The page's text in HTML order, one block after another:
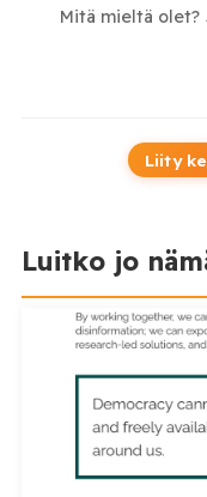
Mitä mieltä olet?
Liity
Luitko jo